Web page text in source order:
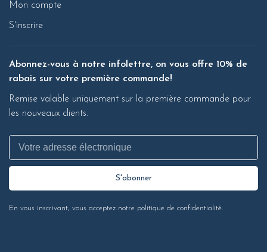
Mon compte
S'inscrire
Abonnez-vous à notre infolettre, on vous offre 10% de
rabais sur votre première commande!
Remise valable uniquement sur la première commande pour
les nouveaux clients.
S'abonner
En vous inscrivant, vous acceptez notre politique de confidentialité.